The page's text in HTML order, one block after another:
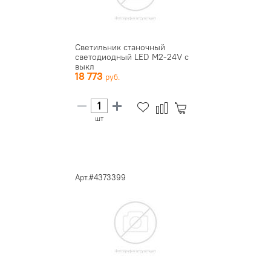
Светильник станочный
светодиодный LED M2-24V с
выкл
18 773
шт
Арт.#4373399